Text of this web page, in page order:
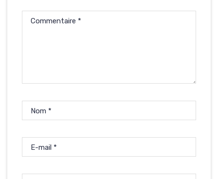
Commentaire *
Nom *
E-mail *